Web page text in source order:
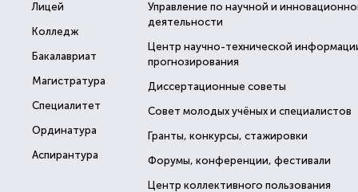
Лицей
Колледж
Бакалавриат
Магистратура
Специалитет
Ординатура
Аспирантура
Управление по научной и
деятельности
Центр научно-технической
прогнозирования
Диссертационные советы
Совет молодых учёных и специалистов
Гранты, конкурсы, стажировки
Форумы, конференции, фестивали
Центр коллективного пользования